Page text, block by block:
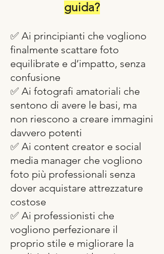
guida?
✅ Ai principianti che vogliono
finalmente scattare foto
equilibrate e d’impatto, senza
confusione
✅ Ai fotografi amatoriali che
sentono di avere le basi, ma
non riescono a creare immagini
davvero potenti
✅ Ai content creator e social
media manager che vogliono
foto più professionali senza
dover acquistare attrezzature
costose
✅ Ai professionisti che
vogliono perfezionare il
proprio stile e migliorare la